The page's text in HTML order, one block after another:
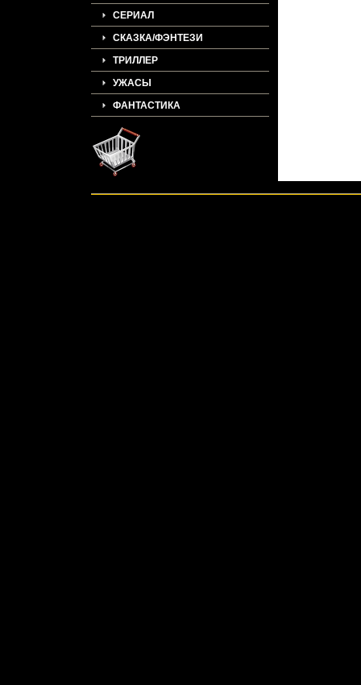
СЕРИАЛ
СКАЗКА/ФЭНТЕЗИ
ТРИЛЛЕР
УЖАСЫ
ФАНТАСТИКА